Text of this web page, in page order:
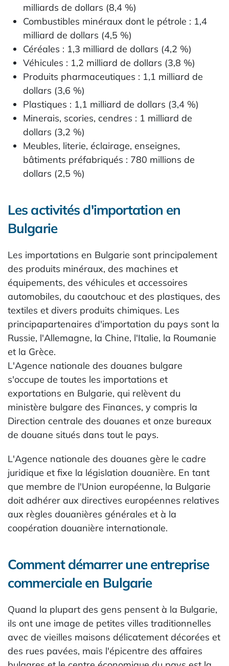
milliards de dollars (8,4 %)
Combustibles minéraux dont le pétrole : 1,4
milliard de dollars (4,5 %)
Céréales : 1,3 milliard de dollars (4,2 %)
Véhicules : 1,2 milliard de dollars (3,8 %)
Produits pharmaceutiques : 1,1 milliard de
dollars (3,6 %)
Plastiques : 1,1 milliard de dollars (3,4 %)
Minerais, scories, cendres : 1 milliard de
dollars (3,2 %)
Meubles, literie, éclairage, enseignes,
bâtiments préfabriqués : 780 millions de
dollars (2,5 %)
Les activités d'importation en
Bulgarie
Les importations en Bulgarie sont principalement
des produits minéraux, des machines et
équipements, des véhicules et accessoires
automobiles, du caoutchouc et des plastiques, des
textiles et divers produits chimiques. Les
principapartenaires d'importation du pays sont la
Russie, l'Allemagne, la Chine, l'Italie, la Roumanie
et la Grèce.
L'Agence nationale des douanes bulgare
s'occupe de toutes les importations et
exportations en Bulgarie, qui relèvent du
ministère bulgare des Finances, y compris la
Direction centrale des douanes et onze bureaux
de douane situés dans tout le pays.
L'Agence nationale des douanes gère le cadre
juridique et fixe la législation douanière. En tant
que membre de l'Union européenne, la Bulgarie
doit adhérer aux directives européennes relatives
aux règles douanières générales et à la
coopération douanière internationale.
Comment démarrer une entreprise
commerciale en Bulgarie
Quand la plupart des gens pensent à la Bulgarie,
ils ont une image de petites villes traditionnelles
avec de vieilles maisons délicatement décorées et
des rues pavées, mais l'épicentre des affaires